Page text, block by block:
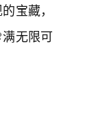
宝藏，
无限可